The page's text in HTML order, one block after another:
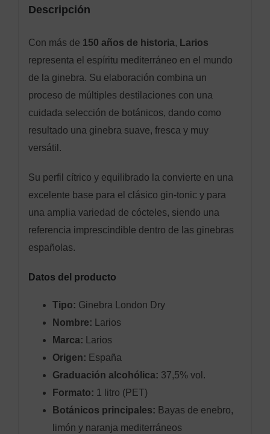
Descripción
Con más de 150 años de historia, Larios
representa el espíritu mediterráneo en el mundo
de la ginebra. Su elaboración combina un
proceso de múltiples destilaciones con una
cuidada selección de botánicos, dando como
resultado una ginebra suave, fresca y muy
versátil.
Su perfil cítrico y equilibrado la convierte en una
excelente base para el clásico gin-tonic y para
una amplia variedad de cócteles, siendo una
referencia imprescindible dentro de las ginebras
españolas.
Datos del producto
Tipo: Ginebra London Dry
Nombre: Larios
Marca: Larios
Origen: España
Graduación alcohólica: 37,5% vol.
Formato: 1 litro (PET)
Botánicos principales: Bayas de enebro,
limón y naranja mediterráneos